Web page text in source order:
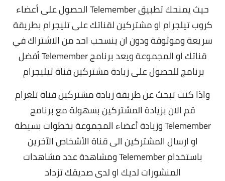
حيث يمنحك تطبيق Telemember الحصول على أعضاء
كروب تيلجرام او مشتركين لقناتك على تليجرام بطريقة
سريعة وموثوقة ودون ان ينسحب احد من الاشتراك في
قناتك او المجموعة ويعد برنامج Telemember أفضل
برنامج للحصول علىزيادة مشتركين قناة تيليجرام
واذا كنت تبحث عن طريقة زيادة مشتركين قناة تلغرام
قم الان بزيادة المشتركين بسهولة مع برنامج
Telemember وزيادة أعضاء المجموعة بخطوات بسيطة
او ارسال المشتركين الى قناة الأشخاص الآخرين
باستخدام Telemember ومشاهدة عدد مشاهدات
المنشورات لديك او لدى صديقك تزداد